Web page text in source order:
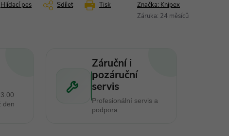
Tisk
Hlídací pes Sdílet Značka: Knipex
Záruka: 24 měsíců
den
Záruční i
pozáruční
servis
Profesionální servis a
podpora